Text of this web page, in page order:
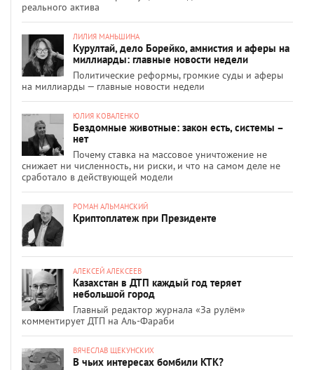
реального актива
ЛИЛИЯ МАНЬШИНА
Курултай, дело Борейко, амнистия и аферы на
миллиарды: главные новости недели
Политические реформы, громкие суды и аферы
на миллиарды — главные новости недели
ЮЛИЯ КОВАЛЕНКО
Бездомные животные: закон есть, системы –
нет
Почему ставка на массовое уничтожение не
снижает ни численность, ни риски, и что на самом деле не
сработало в действующей модели
РОМАН АЛЬМАНСКИЙ
Криптоплатеж при Президенте
АЛЕКСЕЙ АЛЕКСЕЕВ
Казахстан в ДТП каждый год теряет
небольшой город
Главный редактор журнала «За рулём»
комментирует ДТП на Аль-Фараби
ВЯЧЕСЛАВ ЩЕКУНСКИХ
В чьих интересах бомбили КТК?